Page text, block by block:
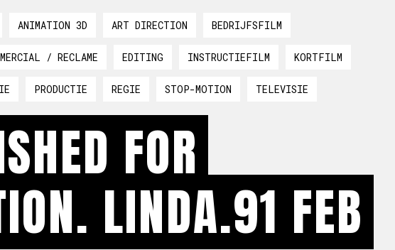
ANIMATION 3D ART DIRECTION BEDRIJFSFILM
/ RECLAME EDITING INSTRUCTIEFILM KORTFILM
PRODUCTIE REGIE STOP-MOTION TELEVISIE
FOR
LINDA.91 FEB